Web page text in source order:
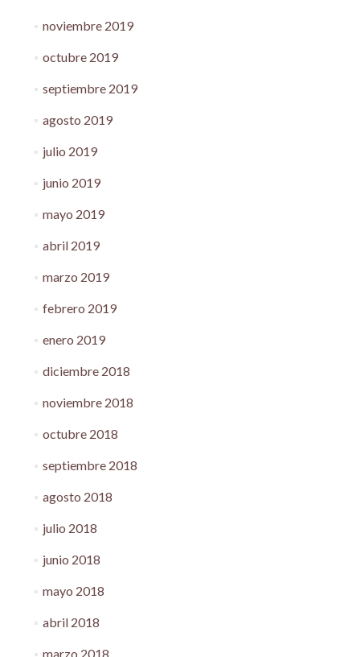
noviembre 2019
octubre 2019
septiembre 2019
agosto 2019
julio 2019
junio 2019
mayo 2019
abril 2019
marzo 2019
febrero 2019
enero 2019
diciembre 2018
noviembre 2018
octubre 2018
septiembre 2018
agosto 2018
julio 2018
junio 2018
mayo 2018
abril 2018
marzo 2018